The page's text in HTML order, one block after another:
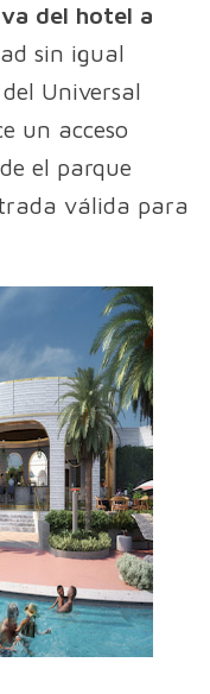
del hotel a
sin igual
Universal
un acceso
el parque
válida para